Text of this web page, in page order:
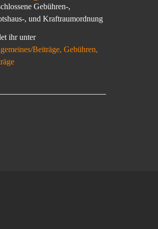
Gebühren-,
, und Kraftraumordnung
ihr unter
Beiträge, Gebühren,